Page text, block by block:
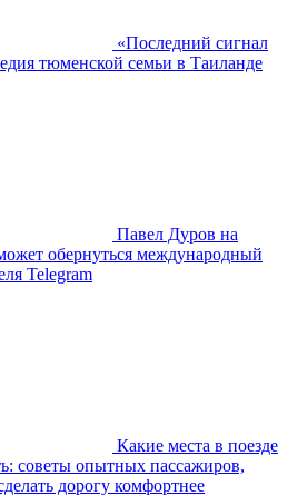
«Последний сигнал
тюменской семьи в Таиланде
Павел Дуров на
обернуться международный
Telegram
Какие места в поезде
советы опытных пассажиров,
дорогу комфортнее